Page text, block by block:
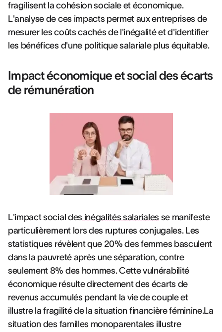
fragilisent la cohésion sociale et économique.
L'analyse de ces impacts permet aux entreprises de
mesurer les coûts cachés de l'inégalité et d'identifier
les bénéfices d'une politique salariale plus équitable.
Impact économique et social des écarts
de rémunération
L'impact social desinégalités salarialesse manifeste
particulièrement lors des ruptures conjugales. Les
statistiques révèlent que 20% des femmes basculent
dans la pauvreté après une séparation, contre
seulement 8% des hommes. Cette vulnérabilité
économique résulte directement des écarts de
revenus accumulés pendant la vie de couple et
illustre la fragilité de la situation financière féminine.La
situation des familles monoparentales illustre